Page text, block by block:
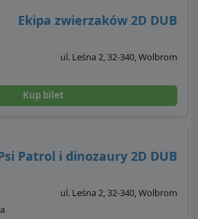
Ekipa zwierzaków 2D DUB
ul. Leśna 2, 32-340, Wolbrom
Kup bilet
Patrol i dinozaury 2D DUB
ul. Leśna 2, 32-340, Wolbrom